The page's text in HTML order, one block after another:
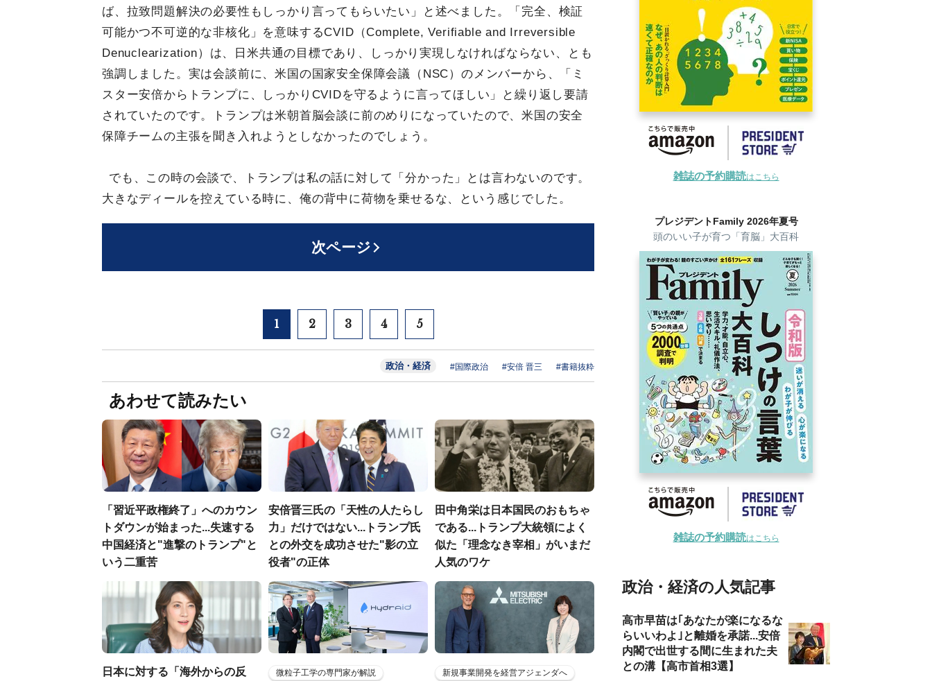
ば、拉致問題解決の必要性もしっかり言ってもらいたい」と述べました。「完全、検証
可能かつ不可逆的な非核化」を意味するCVID（Complete, Verifiable and Irreversible
Denuclearization）は、日米共通の目標であり、しっかり実現しなければならない、とも
強調しました。実は会談前に、米国の国家安全保障会議（NSC）のメンバーから、「ミ
スター安倍からトランプに、しっかりCVIDを守るように言ってほしい」と繰り返し要請
されていたのです。トランプは米朝首脳会談に前のめりになっていたので、米国の安全
保障チームの主張を聞き入れようとしなかったのでしょう。
でも、この時の会談で、トランプは私の話に対して「分かった」とは言わないのです。
大きなディールを控えている時に、俺の背中に荷物を乗せるな、という感じでした。
次ページ
1 2 3 4 5
政治・経済 #国際政治 #安倍 晋三 #書籍抜粋
あわせて読みたい
「習近平政権終了」へのカウン
トダウンが始まった...失速する
中国経済と"進撃のトランプ"と
いう二重苦
安倍晋三氏の「天性の人たらし
力」だけではない...トランプ氏
との外交を成功させた"影の立
役者"の正体
田中角栄は日本国民のおもちゃ
である...トランプ大統領によく
似た「理念なき宰相」がいまだ
人気のワケ
日本に対する「海外からの反 微粒子工学の専門家が解説 新規事業開発を経営アジェンダへ
雑誌の予約購読はこちら
プレジデントFamily 2026年夏号
頭のいい子が育つ「育脳」大百科
雑誌の予約購読はこちら
政治・経済の人気記事
高市早苗は｢あなたが楽になるな
らいいわよ｣と離婚を承諾...安倍
内閣で出世する間に生まれた夫
との溝【高市首相3選】